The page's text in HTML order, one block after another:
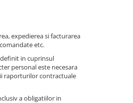
expedierea si facturarea
etc.
in cuprinsul
personal este necesara
raporturilor contractuale
a obligatiilor in